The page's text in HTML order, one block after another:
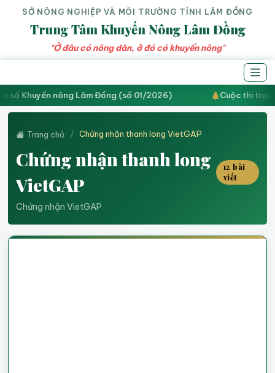
SỞ NÔNG NGHIỆP VÀ MÔI TRƯỜNG TỈNH LÂM ĐỒNG
Trung Tâm Khuyến Nông Lâm Đồng
"Ở đâu có nông dân, ở đó có khuyến nông"
số Khuyến nông Lâm Đồng (số 01/2026) Cuộc thi trực
Trang chủ Chứng nhận thanh long VietGAP
Chứng nhận thanh long
VietGAP
12 bài
viết
Chứng nhận VietGAP